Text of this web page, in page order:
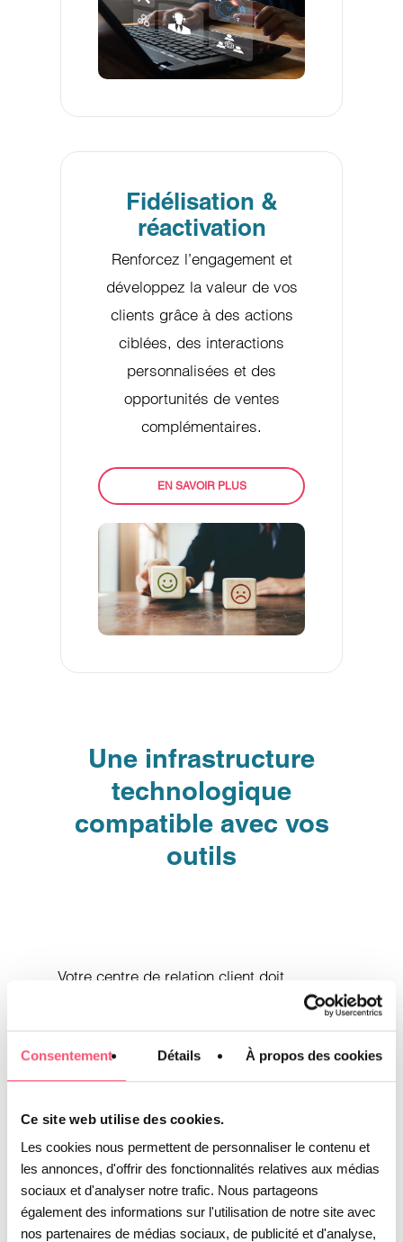
Consentement Détails À propos des cookies
Ce site web utilise des cookies.
Les cookies nous permettent de personnaliser le contenu et
les annonces, d'offrir des fonctionnalités relatives aux médias
sociaux et d'analyser notre trafic. Nous partageons
également des informations sur l'utilisation de notre site avec
nos partenaires de médias sociaux, de publicité et d'analyse,
Fidélisation &
réactivation
Renforcez l’engagement et
développez la valeur de vos
clients grâce à des actions
ciblées, des interactions
personnalisées et des
opportunités de ventes
complémentaires.
EN SAVOIR PLUS
Une infrastructure
technologique
compatible avec vos
outils
Votre centre de relation client doit
environnement existant. Chez Vivetic
Group, nous adoptons une approche
multi-CRM, qui garantit à la fois
standardisation et flexibilité.
Nous travaillons avec les solutions les
plus utilisées du marché (Zendesk,
HubSpot, Aircall, Genesys…)